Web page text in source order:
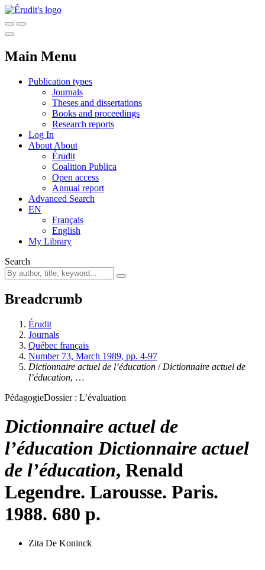
Main Menu
Publication types
Journals
Theses and dissertations
Books and proceedings
Research reports
Log In
About About
Érudit
Coalition Publica
Open access
Annual report
Advanced Search
EN
Français
English
My Library
Search
Breadcrumb
Érudit
Journals
Québec français
Number 73, March 1989, pp. 4-97
Dictionnaire actuel de l’éducation / Dictionnaire actuel de
l’éducation, …
PédagogieDossier : L’évaluation
Dictionnaire actuel de
l’éducation Dictionnaire actuel
de l’éducation, Renald
Legendre. Larousse. Paris.
1988. 680 p.
Zita De Koninck